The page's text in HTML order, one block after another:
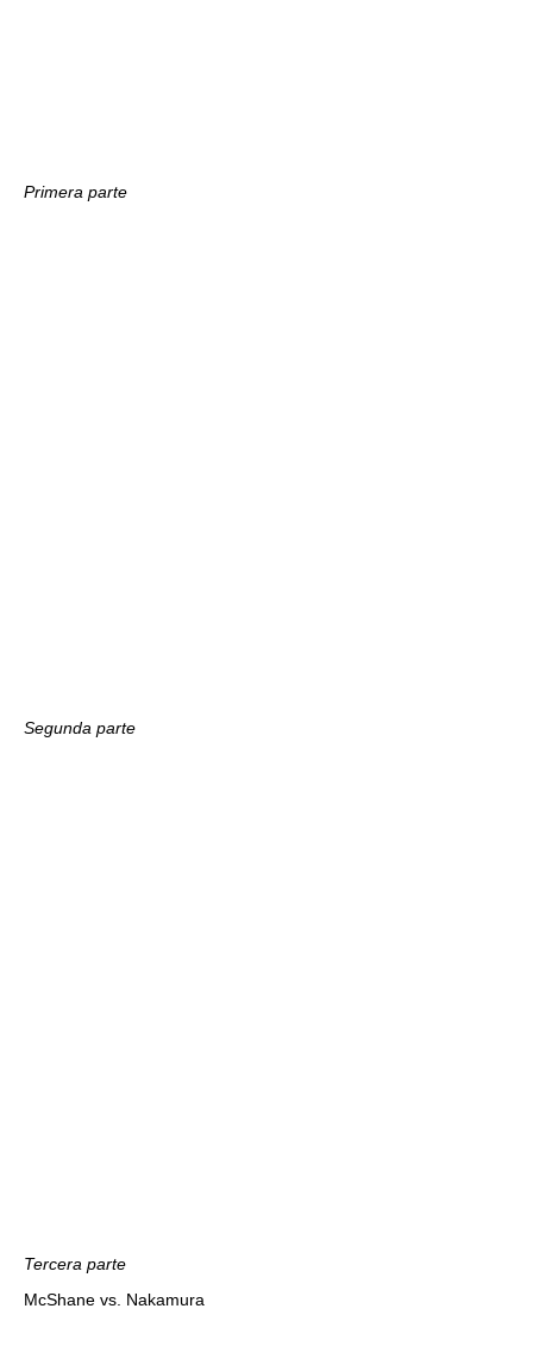
Primera parte
Segunda parte
Tercera parte
McShane vs. Nakamura